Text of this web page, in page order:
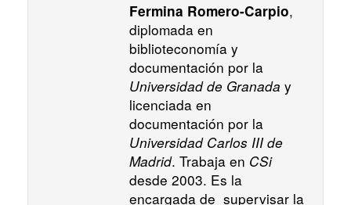
Fermina Romero-Carpio,
diplomada en
biblioteconomía y
documentación por la
Universidad de Granada y
licenciada en
documentación por la
Universidad Carlos III de
Madrid. Trabaja en CSi
desde 2003. Es la
encargada de supervisar la